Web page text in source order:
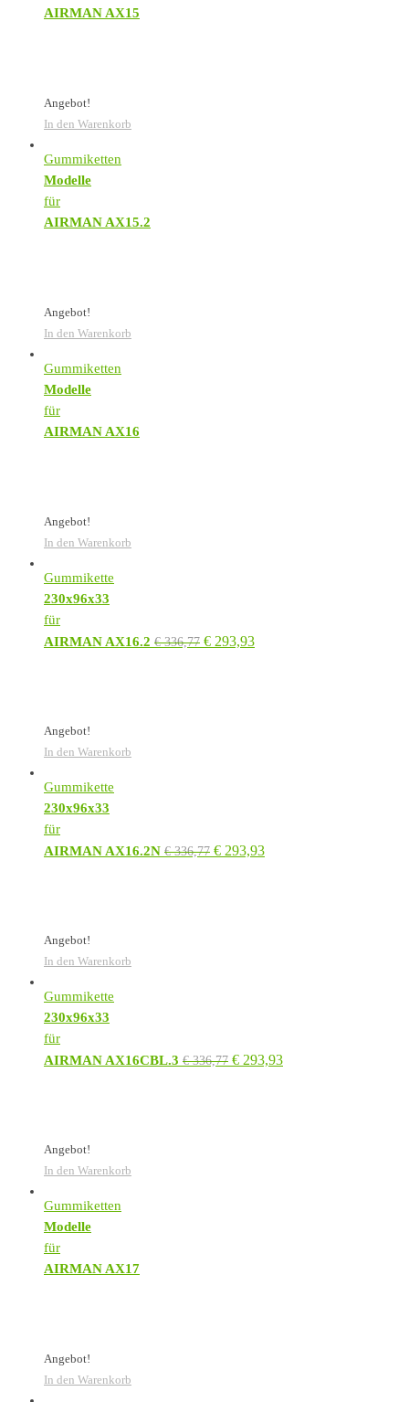
AIRMAN AX15
Angebot!
In den Warenkorb
Gummiketten
Modelle
für
AIRMAN AX15.2
Angebot!
In den Warenkorb
Gummiketten
Modelle
für
AIRMAN AX16
Angebot!
In den Warenkorb
Gummikette
230x96x33
für
AIRMAN AX16.2 €336,77 € 293,93
Angebot!
In den Warenkorb
Gummikette
230x96x33
für
AIRMAN AX16.2N €336,77 € 293,93
Angebot!
In den Warenkorb
Gummikette
230x96x33
für
AIRMAN AX16CBL.3 €336,77 € 293,93
Angebot!
In den Warenkorb
Gummiketten
Modelle
für
AIRMAN AX17
Angebot!
In den Warenkorb